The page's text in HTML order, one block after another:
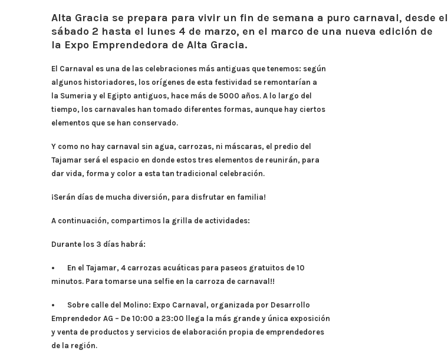
Alta Gracia se prepara para vivir un fin de semana a puro carnaval, desde el
sábado 2 hasta el lunes 4 de marzo, en el marco de una nueva edición de
la Expo Emprendedora de Alta Gracia.
El Carnaval es una de las celebraciones más antiguas que tenemos: según
algunos historiadores, los orígenes de esta festividad se remontarían a
la Sumeria y el Egipto antiguos, hace más de 5000 años. A lo largo del
tiempo, los carnavales han tomado diferentes formas, aunque hay ciertos
elementos que se han conservado.
Y como no hay carnaval sin agua, carrozas, ni máscaras, el predio del
Tajamar será el espacio en donde estos tres elementos de reunirán, para
dar vida, forma y color a esta tan tradicional celebración.
¡Serán días de mucha diversión, para disfrutar en familia!
A continuación, compartimos la grilla de actividades:
Durante los 3 días habrá:
• En el Tajamar, 4 carrozas acuáticas para paseos gratuitos de 10
minutos. Para tomarse una selfie en la carroza de carnaval!!
• Sobre calle del Molino: Expo Carnaval, organizada por Desarrollo
Emprendedor AG – De 10:00 a 23:00 llega la más grande y única exposición
y venta de productos y servicios de elaboración propia de emprendedores
de la región.